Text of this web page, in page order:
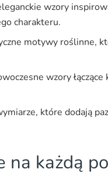
wzory
charakteru.
motywy roślinne,
wzory
które dodają
każdą